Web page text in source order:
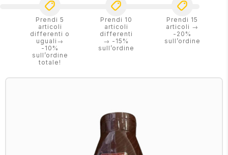
Prendi 5
articoli
differenti o
uguali→
-10%
sull’ordine
totale!
Prendi 10
articoli
differenti
→ -15%
sull’ordine
Prendi 15
articoli →
-20%
sull’ordine